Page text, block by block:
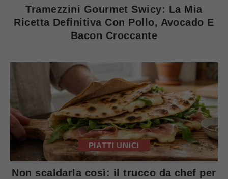
Tramezzini Gourmet Swicy: La Mia
Ricetta Definitiva Con Pollo, Avocado E
Bacon Croccante
PIATTI UNICI
Non scaldarla così: il trucco da chef per